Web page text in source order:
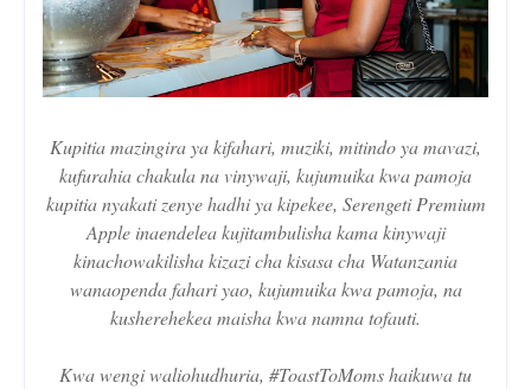
Kupitia mazingira ya kifahari, muziki, mitindo ya mavazi,
kufurahia chakula na vinywaji, kujumuika kwa pamoja
kupitia nyakati zenye hadhi ya kipekee, Serengeti Premium
Apple inaendelea kujitambulisha kama kinywaji
kinachowakilisha kizazi cha kisasa cha Watanzania
wanaopenda fahari yao, kujumuika kwa pamoja, na
kusherehekea maisha kwa namna tofauti.
Kwa wengi waliohudhuria, #ToastToMoms haikuwa tu